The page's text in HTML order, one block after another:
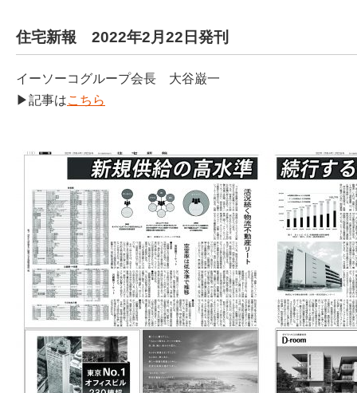
住宅新報 2022年2月22日発刊
イーソーコグループ会長 大谷巌一
▶記事はこちら